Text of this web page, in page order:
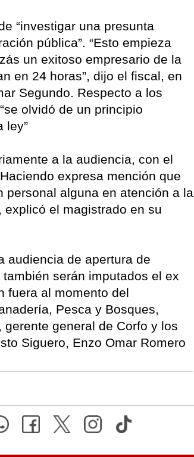
“investigar una presunta
pública”. “Esto empieza
un exitoso empresario de la
en 24 horas”, dijo el fiscal, en
Segundo. Respecto a los
olvidó de un principio
ley”
a la audiencia, con el
expresa mención que
personal alguna en atención a la
explicó el magistrado en su
audiencia de apertura de
serán imputados el ex
fuera al momento del
Pesca y Bosques,
general de Corfo y los
Siguero, Enzo Omar Romero